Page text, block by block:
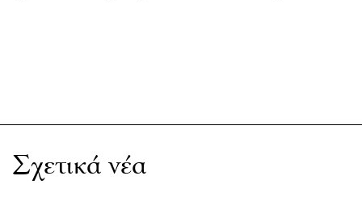
Σχετικά νέα